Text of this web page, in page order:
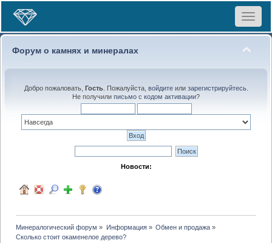
Toggle
Форум о камнях и минералах
Добро пожаловать, Гость. Пожалуйста, войдитеили зарегистрируйтесь.
Не получили письмо с кодом активации?
Новости:
Минералогический форум » Информация» Обмен и продажа»
Сколько стоит окаменелое дерево?